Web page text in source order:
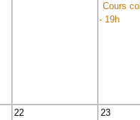
Cours
- 19h
22
23